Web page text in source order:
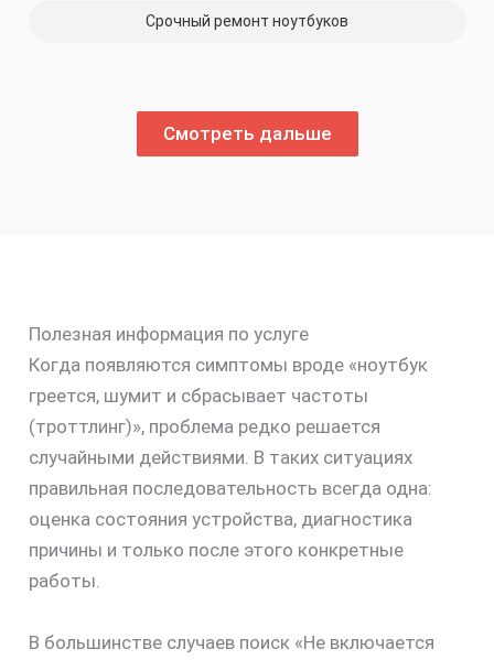
Срочный ремонт ноутбуков
Смотреть дальше
Полезная информация по услуге
Когда появляются симптомы вроде «ноутбук
греется, шумит и сбрасывает частоты
(троттлинг)», проблема редко решается
случайными действиями. В таких ситуациях
правильная последовательность всегда одна:
оценка состояния устройства, диагностика
причины и только после этого конкретные
работы.
В большинстве случаев поиск «Не включается